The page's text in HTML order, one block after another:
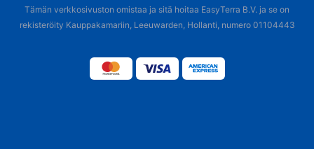
Tämän verkkosivuston omistaa ja sitä hoitaa EasyTerra B.V. ja se on
rekisteröity Kauppakamariin, Leeuwarden, Hollanti, numero 01104443